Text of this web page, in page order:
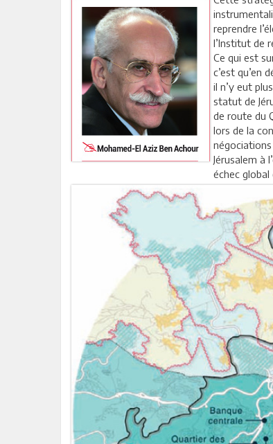
reprendre
l’Institut de
Ce qui est
c’est qu’en
il n’y eut
statut de
de route du
lors de la
Jérusalem à
échec global